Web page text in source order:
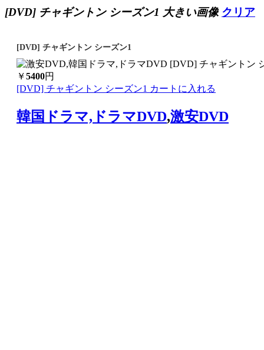
[DVD] チャギントン シーズン1 大きい画像 クリア
[DVD] チャギントン シーズン1
￥5400円
[DVD] チャギントン シーズン1 カートに入れる
韓国ドラマ,ドラマDVD,激安DVD